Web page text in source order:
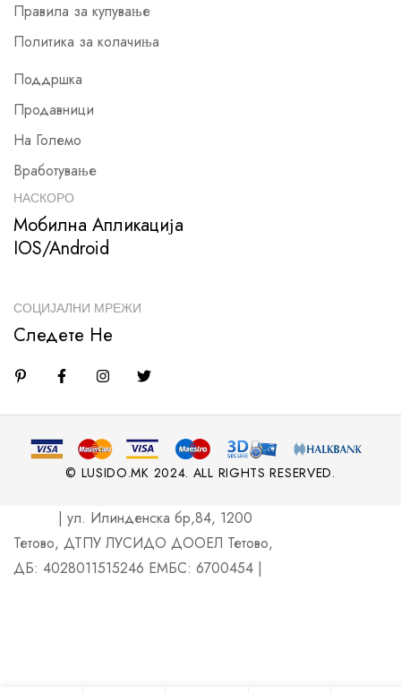
Правила за купување
Политика за колачиња
Поддршка
Продавници
На Големо
Вработување
НАСКОРО
Мобилна Апликација
IOS/Android
СОЦИЈАЛНИ МРЕЖИ
Следете Не
© LUSIDO.MK 2024. ALL RIGHTS RESERVED.
| ул. Илинденска бр,84, 1200
Тетово, ДТПУ ЛУСИДО ДООЕЛ Тетово,
ДБ: 4028011515246 ЕМБС: 6700454 |